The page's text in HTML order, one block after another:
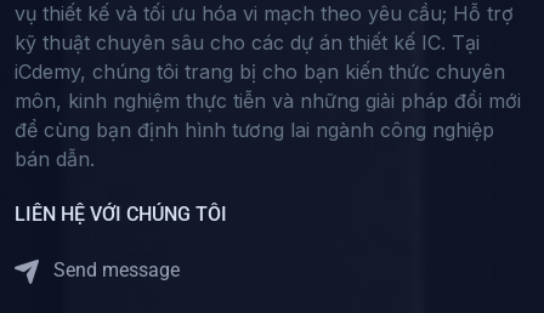
vụ thiết kế và tối ưu hóa vi mạch theo yêu cầu; Hỗ trợ
kỹ thuật chuyên sâu cho các dự án thiết kế IC. Tại
iCdemy, chúng tôi trang bị cho bạn kiến thức chuyên
môn, kinh nghiệm thực tiễn và những giải pháp đổi mới
để cùng bạn định hình tương lai ngành công nghiệp
bán dẫn.
LIÊN HỆ VỚI CHÚNG TÔI
Send message